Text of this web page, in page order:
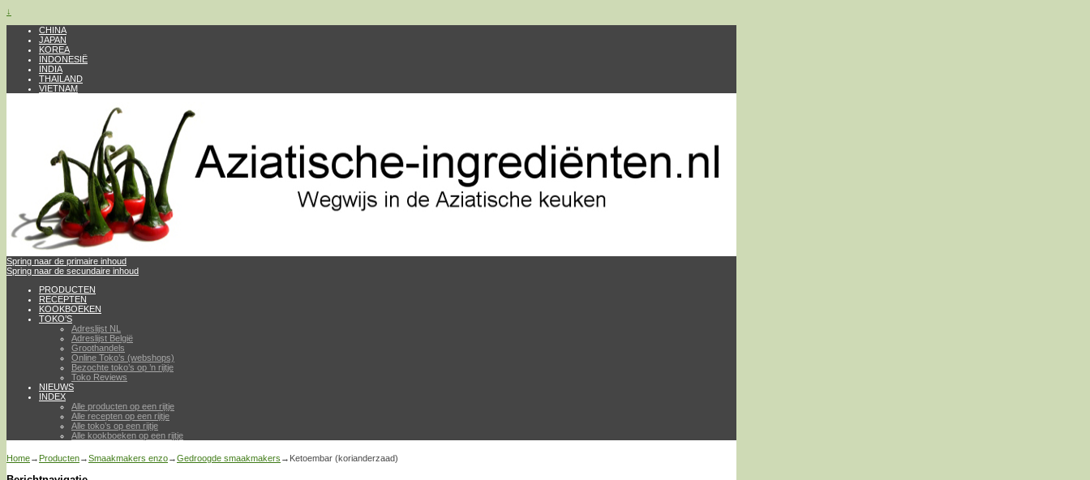
↓
CHINA
JAPAN
KOREA
INDONESIË
INDIA
THAILAND
VIETNAM
Spring naar de primaire inhoud
Spring naar de secundaire inhoud
PRODUCTEN
RECEPTEN
KOOKBOEKEN
TOKO’S
Adreslijst NL
Adreslijst België
Groothandels
Online Toko’s (webshops)
Bezochte toko’s op ’n rijtje
Toko Reviews
NIEUWS
INDEX
Alle producten op een rijtje
Alle recepten op een rijtje
Alle toko’s op een rijtje
Alle kookboeken op een rijtje
Home→ Producten→Smaakmakers enzo→Gedroogde smaakmakers → Ketoembar (korianderzaad)